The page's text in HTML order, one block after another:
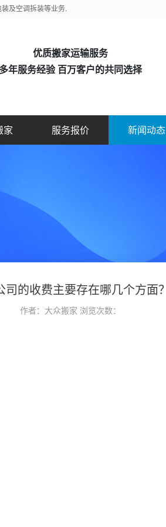
及空调拆装等业务.
优质搬家运输服务
多年服务经验 百万客户的共同选择
家 服务报价 新闻动态
司的收费主要存在哪几个方面？
作者：大众搬家 浏览次数：